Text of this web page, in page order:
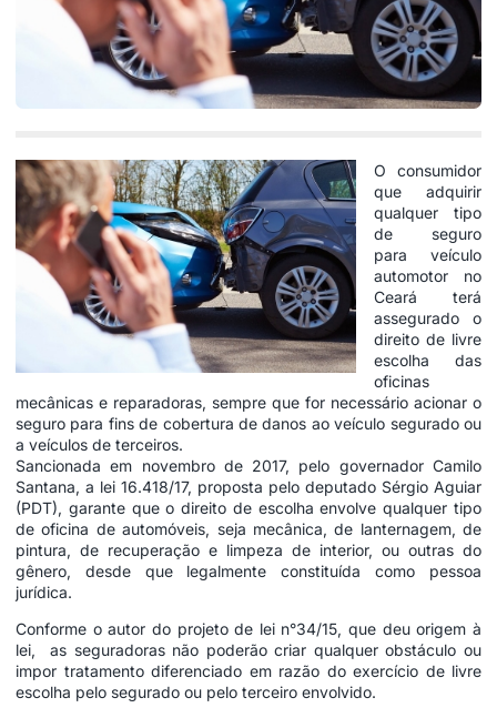
O consumidor
que adquirir
qualquer tipo
de seguro
para veículo
automotor no
Ceará terá
assegurado o
direito de livre
escolha das
oficinas
mecânicas e reparadoras, sempre que for necessário acionar o
seguro para fins de cobertura de danos ao veículo segurado ou
a veículos de terceiros.
Sancionada em novembro de 2017, pelo governador Camilo
Santana, a lei 16.418/17, proposta pelo deputado Sérgio Aguiar
(PDT), garante que o direito de escolha envolve qualquer tipo
de oficina de automóveis, seja mecânica, de lanternagem, de
pintura, de recuperação e limpeza de interior, ou outras do
gênero, desde que legalmente constituída como pessoa
jurídica.
Conforme o autor do projeto de lei n°34/15, que deu origem à
lei, as seguradoras não poderão criar qualquer obstáculo ou
impor tratamento diferenciado em razão do exercício de livre
escolha pelo segurado ou pelo terceiro envolvido.